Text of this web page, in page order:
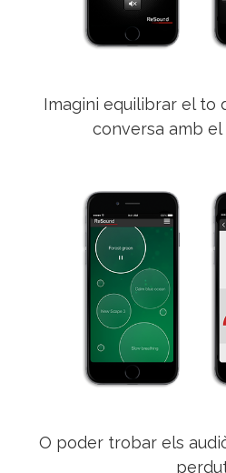
Imagini equilibrar el to
conversa amb el
O poder trobar els